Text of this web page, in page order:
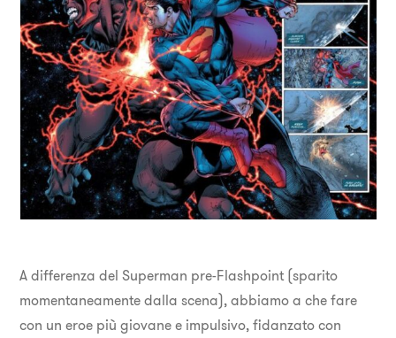
A differenza del Superman pre-Flashpoint (sparito
momentaneamente dalla scena), abbiamo a che fare
con un eroe più giovane e impulsivo, fidanzato con